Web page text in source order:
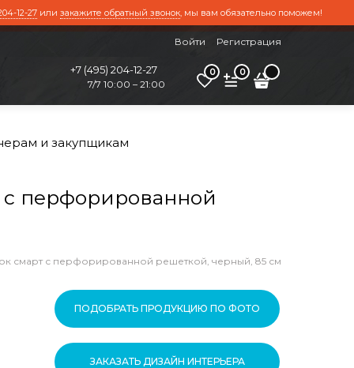
12-27 или закажите обратный звонок, мы вам обязательно поможем!
Войти Регистрация
+7 (495) 204-12-27
7/7 10:00 – 21:00
0 0
и закупщикам
с перфорированной
смарт с перфорированной решеткой, черный, 85 см
ПОДОБРАТЬ ПРОДУКЦИЮ ПО ФОТО
ЗАКАЗАТЬ ДИЗАЙН ИНТЕРЬЕРА